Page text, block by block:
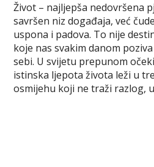
c
e
b
o
o
k
i
t
t
e
r
n
t
e
r
e
s
m
b
l
r
b
e
r
Život – najljepša nedovršena
savršen niz događaja, već
uspona i padova. To nije
koje nas svakim danom
sebi. U svijetu prepunom
istinska ljepota života leži u
osmijehu koji ne traži razlog,